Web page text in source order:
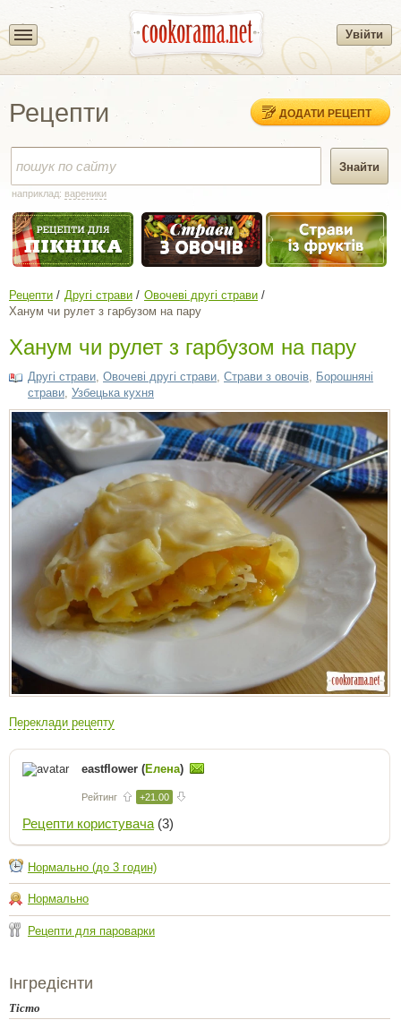
Увійти
Рецепти ДОДАТИ РЕЦЕПТ
наприклад: вареники
Рецепти Другі страви
Овочеві другі страви
Ханум чи рулет з гарбузом на пару
Ханум чи рулет з гарбузом на пару
Другі страви Овочеві другі страви Страви з овочів Борошняні
страви Узбецька кухня
Переклади рецепту
eastflower (Елена)
Рейтинг +21.00
Рецепти користувача (3)
Нормально (до 3 годин)
Нормально
Рецепти для пароварки
Інгредієнти
Тісто